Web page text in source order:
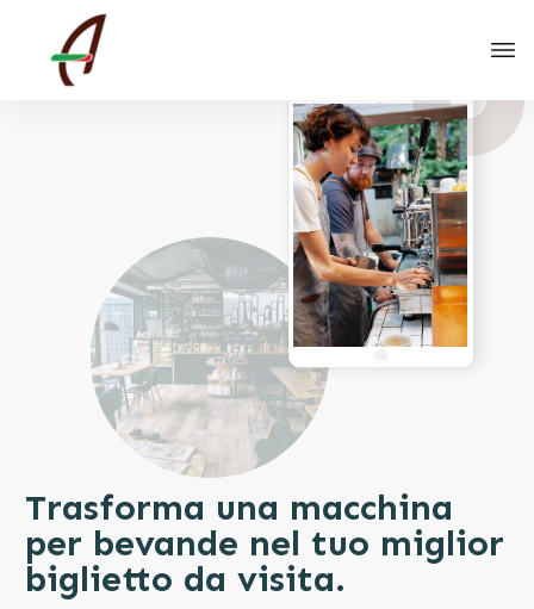
Trasforma una macchina
per bevande nel tuo miglior
biglietto da visita.